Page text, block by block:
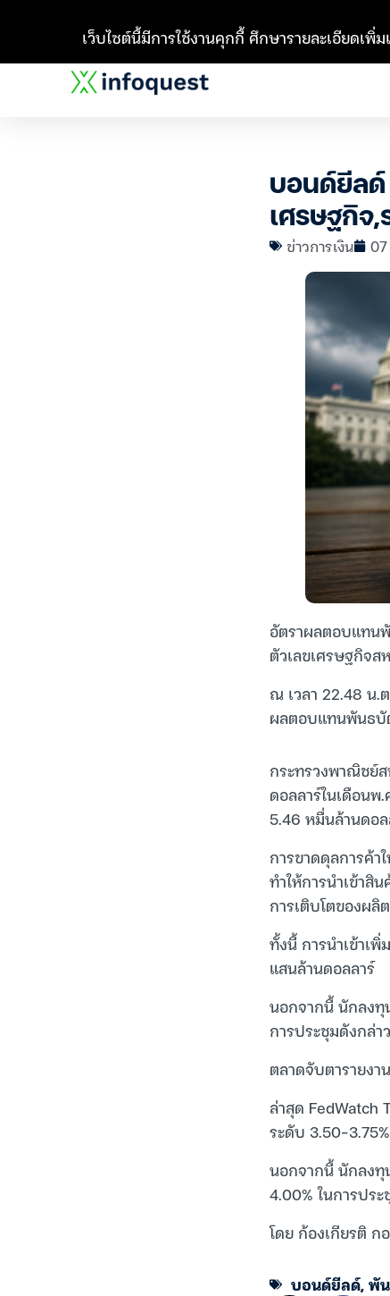
บอนด์ยีลด์
เศรษฐกิจ,
ข่าวการเงิน
อัตราผลตอบแทน
ตัวเลขเศรษฐกิจส
ณ เวลา 22.48 น.
ผลตอบแทนพันธบั
กระทรวงพาณิชย์
ดอลลาร์ในเดือน
5.46 หมื่นล้านดอล
การขาดดุลการค้า
ทำให้การนำเข้า
การเติบโตของผลิ
ทั้งนี้ การนำเข้าเ
แสนล้านดอลลาร์
นอกจากนี้ นักลงทุ
การประชุมดังกล่า
ตลาดจับตารายง
ล่าสุด FedWatch
ระดับ 3.50-
นอกจากนี้ นักลงทุ
4.00% ในการปร
โดย ก้องเกียรติ ก
บอนด์ยีลด์,พั
เว็บไซต์นี้มีการใช้งานคุกกี้ ศึกษารายละเอียดเพิ่